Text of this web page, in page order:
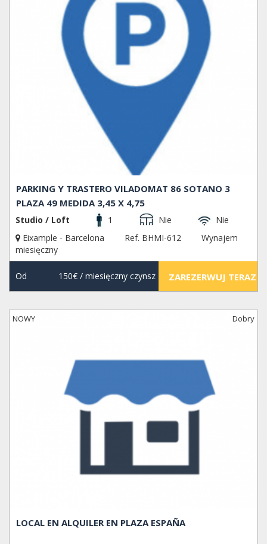
PARKING Y TRASTERO VILADOMAT 86 SOTANO 3
PLAZA 49 MEDIDA 3,45 X 4,75
Studio / Loft 1 Nie
Nie
Eixample - Barcelona
Ref. BHMI-612
Wynajem
miesięczny
Od 150€/ miesięczny czynsz ZAREZERWUJ TERAZ
NOWY Dobry
LOCAL EN ALQUILER EN PLAZA ESPAÑA